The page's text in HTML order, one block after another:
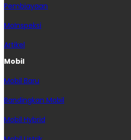
Pembiayaan
MoInspeksi
Artikel
Mobil
Mobil Baru
Bandingkan Mobil
Mobil Hybrid